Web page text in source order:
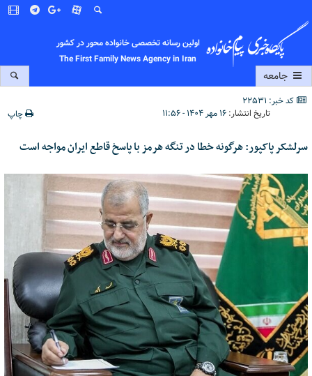
اولین رسانه تخصصی خانواده محور در کشور
The First Family News Agency in Iran
جامعه
کد خبر: 22531
تاریخ انتشار: ۱۶ مهر ۱۴۰۴ - ۱۱:۵۶ چاپ
سرلشکر پاکپور: هرگونه خطا در تنگه هرمز با پاسخ قاطع ایران مواجه است